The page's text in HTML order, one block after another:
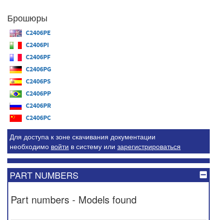
Брошюры
C2406PE
C2406PI
C2406PF
C2406PG
C2406PS
C2406PP
C2406PR
C2406PC
Для доступа к зоне скачивания документации
необходимо войти в систему или зарегистрироваться
PART NUMBERS
Part numbers - Models found